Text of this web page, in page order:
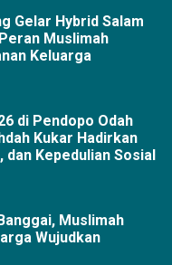
Gelar Hybrid Salam
Muslimah
Keluarga
di Pendopo Odah
Kukar Hadirkan
dan Kepedulian Sosial
Muslimah
Wujudkan